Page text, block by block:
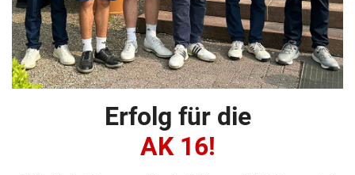
Erfolg für die
AK 16!